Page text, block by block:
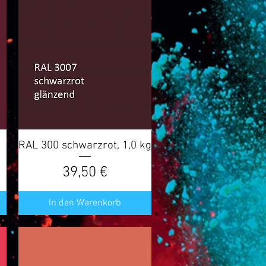
Schnellansicht
RAL 300 schwarzrot, 1,0 kg
Preis
39,50 €
In den Warenkorb